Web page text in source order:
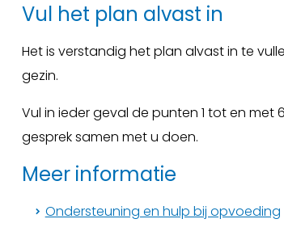
Vul het plan alvast in
Het is verstandig het plan alvast in te
gezin.
Vul in ieder geval de punten 1 tot en met
gesprek samen met u doen.
Meer informatie
Ondersteuning en hulp bij opvoeding